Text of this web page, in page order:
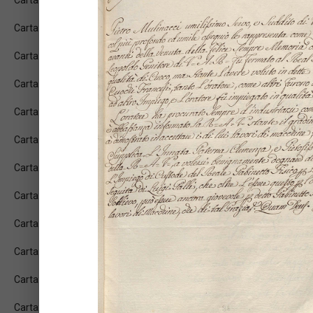
Carta: [5]
Carta: [6]
Carta: [7]
Carta: [8]
Carta: [9]
Carta: [10]
Carta: [11]
Carta: [12]
Carta: [13]
Carta: [14]
Carta: [15]